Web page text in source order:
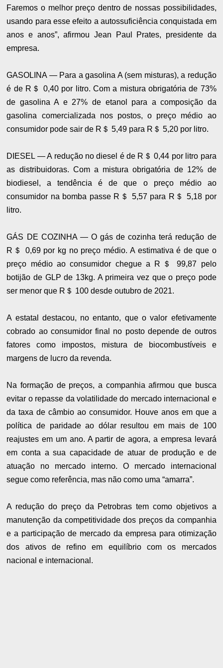
Faremos o melhor preço dentro de nossas possibilidades,
usando para esse efeito a autossuficiência conquistada em
anos e anos”, afirmou Jean Paul Prates, presidente da
empresa.
GASOLINA — Para a gasolina A (sem misturas), a redução
é de R＄ 0,40 por litro. Com a mistura obrigatória de 73%
de gasolina A e 27% de etanol para a composição da
gasolina comercializada nos postos, o preço médio ao
consumidor pode sair de R＄ 5,49 para R＄ 5,20 por litro.
DIESEL — A redução no diesel é de R＄ 0,44 por litro para
as distribuidoras. Com a mistura obrigatória de 12% de
biodiesel, a tendência é de que o preço médio ao
consumidor na bomba passe R＄ 5,57 para R＄ 5,18 por
litro.
GÁS DE COZINHA — O gás de cozinha terá redução de
R＄ 0,69 por kg no preço médio. A estimativa é de que o
preço médio ao consumidor chegue a R＄ 99,87 pelo
botijão de GLP de 13kg. A primeira vez que o preço pode
ser menor que R＄ 100 desde outubro de 2021.
A estatal destacou, no entanto, que o valor efetivamente
cobrado ao consumidor final no posto depende de outros
fatores como impostos, mistura de biocombustíveis e
margens de lucro da revenda.
Na formação de preços, a companhia afirmou que busca
evitar o repasse da volatilidade do mercado internacional e
da taxa de câmbio ao consumidor. Houve anos em que a
política de paridade ao dólar resultou em mais de 100
reajustes em um ano. A partir de agora, a empresa levará
em conta a sua capacidade de atuar de produção e de
atuação no mercado interno. O mercado internacional
segue como referência, mas não como uma “amarra”.
A redução do preço da Petrobras tem como objetivos a
manutenção da competitividade dos preços da companhia
e a participação de mercado da empresa para otimização
dos ativos de refino em equilíbrio com os mercados
nacional e internacional.